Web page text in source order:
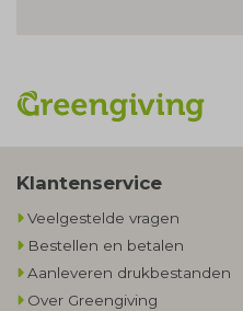
Klantenservice
Veelgestelde vragen
Bestellen en betalen
Aanleveren drukbestanden
Over Greengiving